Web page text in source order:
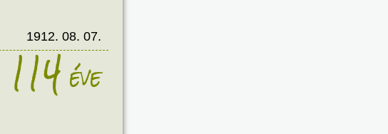
1912. 08. 07.
114éve